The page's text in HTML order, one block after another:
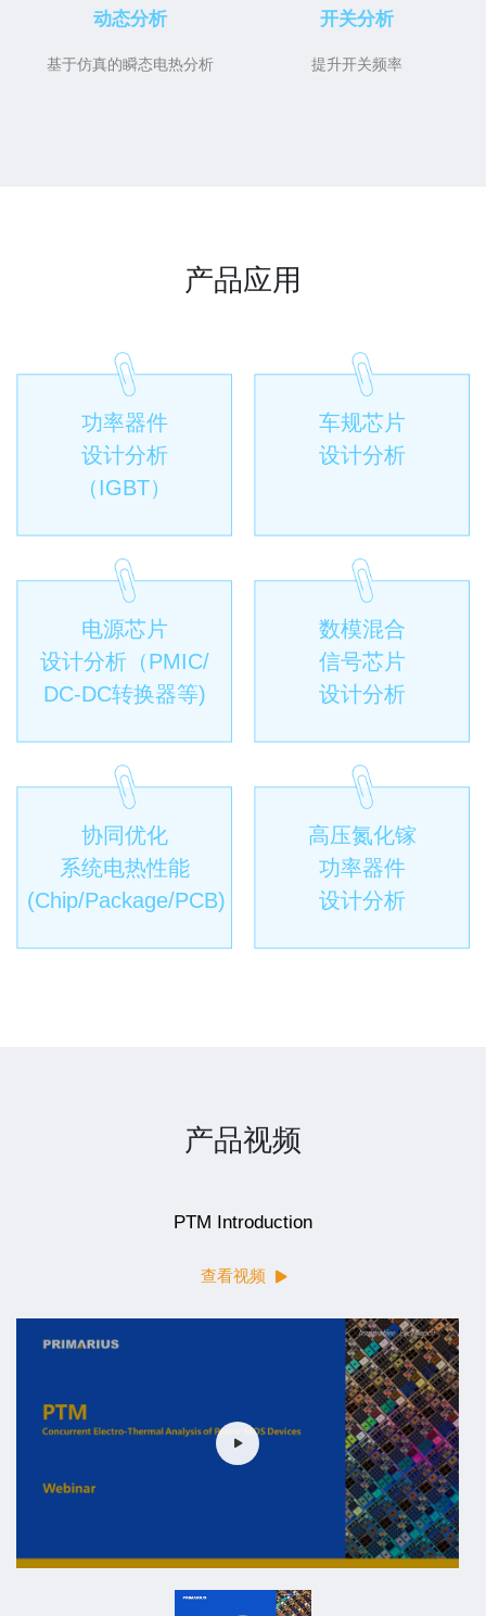
动态分析
基于仿真的瞬态电热分析
开关分析
提升开关频率
产品应用
功率器件
设计分析
（IGBT）
车规芯片
设计分析
电源芯片
设计分析（PMIC/
DC-DC转换器等)
数模混合
信号芯片
设计分析
协同优化
系统电热性能
(Chip/Package/PCB)
高压氮化镓
功率器件
设计分析
产品视频
PTM Introduction
查看视频